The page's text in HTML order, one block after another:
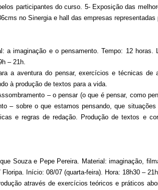
participantes do curso. 5- Exposição das
no Sinergia e hall das empresas representadas
a imaginação e o pensamento. Tempo: 12 horas.
– 21h.
a aventura do pensar, exercícios e técnicas de
à produção de textos para a vida.
– o pensar (o que é pensar, como
– sobre o que estamos pensando, que
e regras de redação. Produção de textos e
Souza e Pepe Pereira. Material: imaginação,
Início: 08/07 (quarta-feira). Hora: 18h30 –
através de exercícios teóricos e práticos